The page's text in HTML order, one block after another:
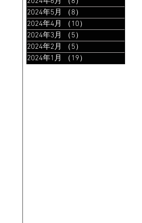
2024年5月
（8）
2024年4月
（10）
2024年3月
（5）
2024年2月
（5）
2024年1月
（19）